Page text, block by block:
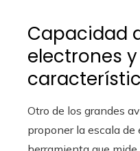
Capacidad
electrones
Otro de los grandes
proponer la escala